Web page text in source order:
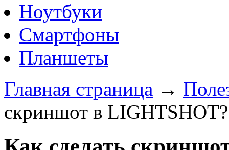
Ноутбуки
Смартфоны
Планшеты
Главная страница →
скриншот в LIGHTSHOT?